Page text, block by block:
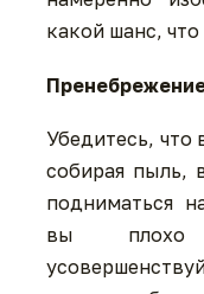
какой шанс,
Убедитесь, что
собирая пыль,
подниматься
вы плохо